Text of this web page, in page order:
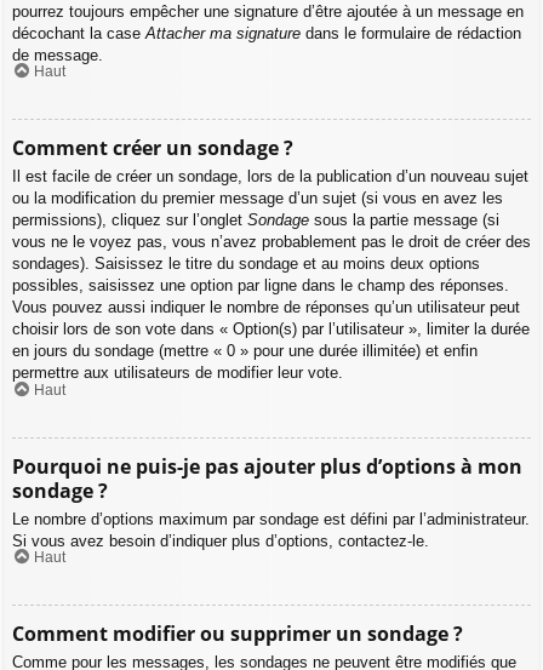
pourrez toujours empêcher une signature d’être ajoutée à un message en
décochant la case Attacher ma signature dans le formulaire de rédaction
de message.
Haut
Comment créer un sondage ?
Il est facile de créer un sondage, lors de la publication d’un nouveau sujet
ou la modification du premier message d’un sujet (si vous en avez les
permissions), cliquez sur l’onglet Sondage sous la partie message (si
vous ne le voyez pas, vous n’avez probablement pas le droit de créer des
sondages). Saisissez le titre du sondage et au moins deux options
possibles, saisissez une option par ligne dans le champ des réponses.
Vous pouvez aussi indiquer le nombre de réponses qu’un utilisateur peut
choisir lors de son vote dans « Option(s) par l’utilisateur », limiter la durée
en jours du sondage (mettre « 0 » pour une durée illimitée) et enfin
permettre aux utilisateurs de modifier leur vote.
Haut
Pourquoi ne puis-je pas ajouter plus d’options à mon
sondage ?
Le nombre d’options maximum par sondage est défini par l’administrateur.
Si vous avez besoin d’indiquer plus d’options, contactez-le.
Haut
Comment modifier ou supprimer un sondage ?
Comme pour les messages, les sondages ne peuvent être modifiés que